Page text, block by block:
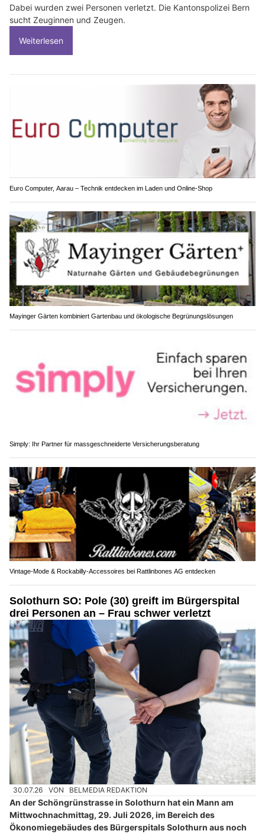
Dabei wurden zwei Personen verletzt. Die Kantonspolizei Bern
sucht Zeuginnen und Zeugen.
Weiterlesen
Euro Computer, Aarau – Technik entdecken im Laden und Online-Shop
Mayinger Gärten kombiniert Gartenbau und ökologische Begrünungslösungen
Simply: Ihr Partner für massgeschneiderte Versicherungsberatung
Vintage-Mode & Rockabilly-Accessoires bei Rattlinbones AG entdecken
Solothurn SO: Pole (30) greift im Bürgerspital
drei Personen an – Frau schwer verletzt
30.07.26 VON BELMEDIA REDAKTION
An der Schöngrünstrasse in Solothurn hat ein Mann am
Mittwochnachmittag, 29. Juli 2026, im Bereich des
Ökonomiegebäudes des Bürgerspitals Solothurn aus noch